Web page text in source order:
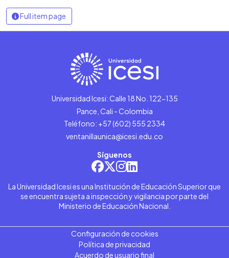
Full item page
Universidad Icesi: Calle 18 No. 122-135
Pance, Cali - Colombia
Teléfono: +57 (602) 555 2334
ventanillaunica@icesi.edu.co
Síguenos
La Universidad Icesi es una Institución de Educación Superior que
se encuentra sujeta a inspección y vigilancia por parte del
Ministerio de Educación Nacional.
Configuración de cookies
Política de privacidad
Acuerdo de usuario final